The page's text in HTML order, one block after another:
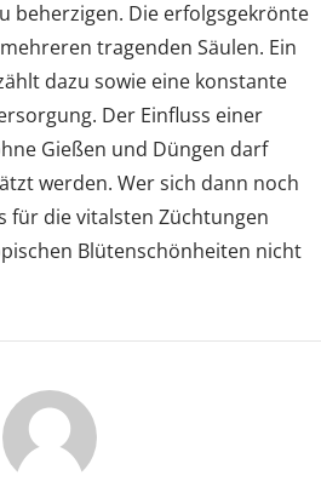
beherzigen. Die erfolgsgekrönte
tragenden Säulen. Ein
dazu sowie eine konstante
Der Einfluss einer
Gießen und Düngen darf
werden. Wer sich dann noch
für die vitalsten Züchtungen
Blütenschönheiten nicht